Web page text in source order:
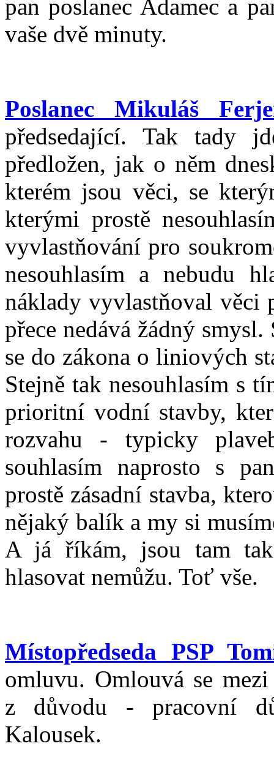
pan poslanec Adamec a
vaše dvě minuty.
Poslanec Mikuláš
předsedající. Tak tady
předložen, jak o něm
kterém jsou věci, se
kterými prostě
vyvlastňování pro
nesouhlasím a nebudu
náklady vyvlastňoval věci
přece nedává žádný
se do zákona o liniových
Stejně tak nesouhlasím s
prioritní vodní stavby,
rozvahu - typicky
souhlasím naprosto s
prostě zásadní stavba,
nějaký balík a my si
A já říkám, jsou tam
hlasovat nemůžu. Toť vše.
Místopředseda PSP
omluvu. Omlouvá se
z důvodu - pracovní
Kalousek.